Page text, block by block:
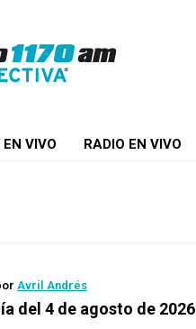
EN VIVO RADIO EN VIVO
Avril Andrés
del 4 de agosto de 2026